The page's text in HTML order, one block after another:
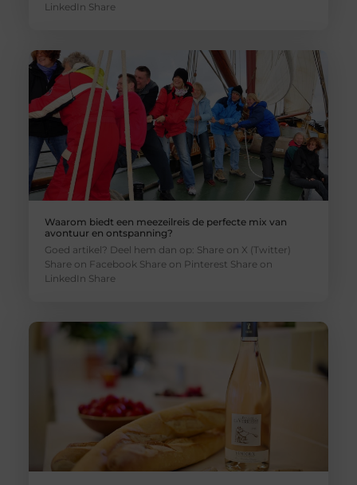
LinkedIn Share
Waarom biedt een meezeilreis de perfecte mix van
avontuur en ontspanning?
Goed artikel? Deel hem dan op: Share on X (Twitter)
Share on Facebook Share on Pinterest Share on
LinkedIn Share